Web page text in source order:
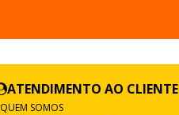
ATENDIMENTO AO CLIENTE
QUEM SOMOS